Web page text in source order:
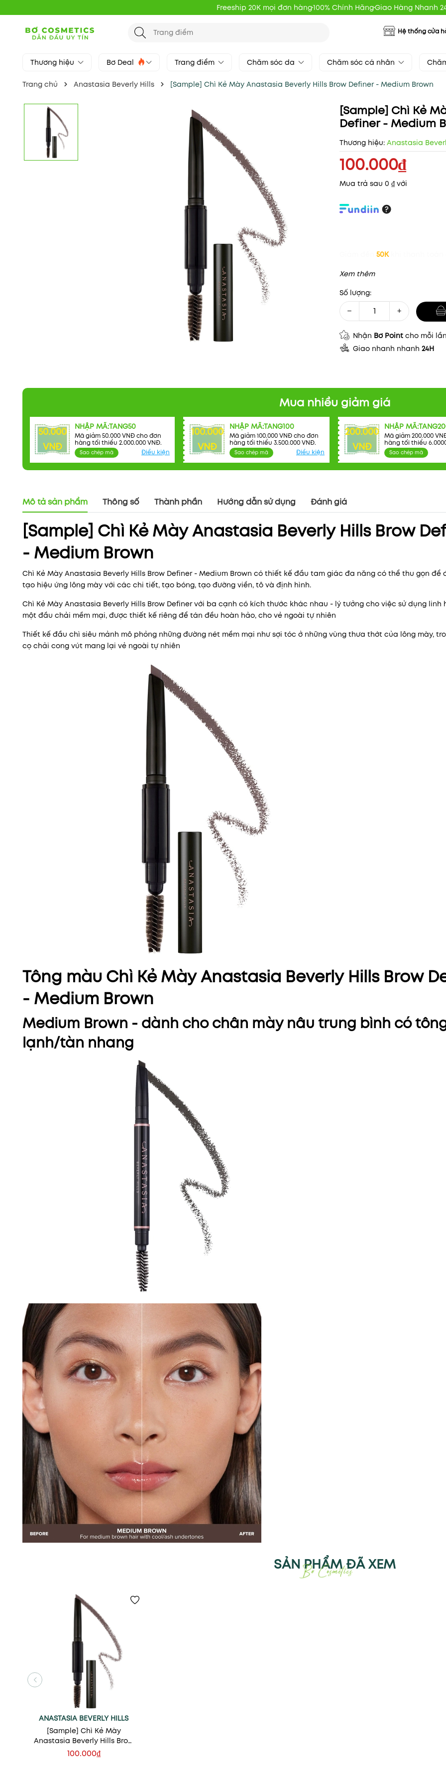
Freeship 20K mọi đơn hàng100% Chính HãngGiao Hàng Nhanh
Hệ thống cửa
Thương hiệu Bơ Deal Trang điểm Chăm sóc da Chăm sóc cá nhân
Trang chủ Anastasia Beverly Hills [Sample] Chì Kẻ Mày Anastasia Beverly Hills Brow Definer - Medium Brown
[Sample] Chì Kẻ
Definer - Medium
Thương hiệu: Anastasia
100.000₫
Mua trả sau 0 ₫ với
50K
Xem thêm
Số lượng:
− +
Nhận Bơ Point cho mỗi
Giao nhanh nhanh 24H
Mua nhiều giảm giá
50.000
VNĐ
NHẬP MÃ:TANG50
Mã giảm 50.000 VNĐ cho đơn
hàng tối thiểu 2.000.000 VNĐ.
Sao chép mã Điều kiện
100.000
VNĐ
NHẬP MÃ:TANG100
Mã giảm 100.000 VNĐ cho đơn
hàng tối thiểu 3.500.000 VNĐ.
Sao chép mã Điều kiện
200.000
VNĐ
NHẬP
Mã giảm 200.000
hàng tối thiểu
Sao chép mã
Điều kiện:
Mô tả sản phẩm Thông số Thành phần Hướng dẫn sử dụng Đánh giá
[Sample] Chì Kẻ Mày Anastasia Beverly Hills Brow
- Medium Brown
Chì Kẻ Mày Anastasia Beverly Hills Brow Definer - Medium Brown có thiết kế đầu tam giác đa năng có thể thu gọn để
tạo hiệu ứng lông mày với các chi tiết, tạo bóng, tạo đường viền, tô và định hình.
Chì Kẻ Mày Anastasia Beverly Hills Brow Definer với ba cạnh có kích thước khác nhau - lý tưởng cho việc sử dụng linh
một đầu chải mềm mại, được thiết kế riêng để tán đều hoàn hảo, cho vẻ ngoài tự nhiên
Thiết kế đầu chì siêu mảnh mô phỏng những đường nét mềm mại như sợi tóc ở những vùng thưa thớt của lông mày,
cọ chải cong vút mang lại vẻ ngoài tự nhiên
Tông màu Chì Kẻ Mày Anastasia Beverly Hills Brow
- Medium Brown
Medium Brown - dành cho chân mày nâu trung bình có
lạnh/tàn nhang
SẢN PHẨM ĐÃ XEM
ANASTASIA BEVERLY HILLS
[Sample] Chì Kẻ Mày
Anastasia Beverly Hills Brow
Definer - Medium Brown
100.000₫